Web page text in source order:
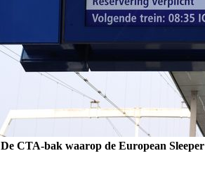
De CTA-bak waarop de European